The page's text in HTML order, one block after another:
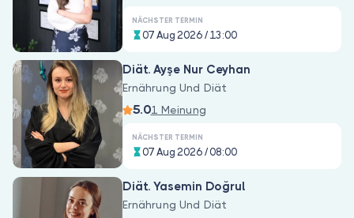
NÄCHSTER TERMIN
07 Aug 2026 / 13:00
Diät. Ayşe Nur Ceyhan
Ernährung Und Diät
5.01 Meinung
NÄCHSTER TERMIN
07 Aug 2026 / 08:00
Diät. Yasemin Doğrul
Ernährung Und Diät